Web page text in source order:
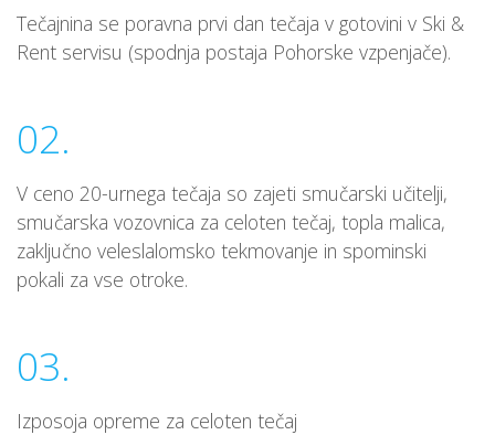
Tečajnina se poravna prvi dan tečaja v gotovini v Ski &
Rent servisu (spodnja postaja Pohorske vzpenjače).
02.
V ceno 20-urnega tečaja so zajeti smučarski učitelji,
smučarska vozovnica za celoten tečaj, topla malica,
zaključno veleslalomsko tekmovanje in spominski
pokali za vse otroke.
03.
Izposoja opreme za celoten tečaj